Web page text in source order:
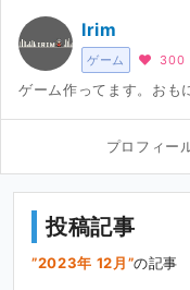
ゲーム
Irim
300
ゲーム作ってます。おも
プロフィー
投稿記事
2023年 12月 の記事